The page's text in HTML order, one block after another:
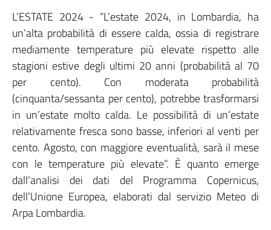
L’ESTATE 2024 - “L’estate 2024, in Lombardia, ha
un’alta probabilità di essere calda, ossia di registrare
mediamente temperature più elevate rispetto alle
stagioni estive degli ultimi 20 anni (probabilità al 70
per cento). Con moderata probabilità
(cinquanta/sessanta per cento), potrebbe trasformarsi
in un’estate molto calda. Le possibilità di un’estate
relativamente fresca sono basse, inferiori al venti per
cento. Agosto, con maggiore eventualità, sarà il mese
con le temperature più elevate”. È quanto emerge
dall’analisi dei dati del Programma Copernicus,
dell’Unione Europea, elaborati dal servizio Meteo di
Arpa Lombardia.